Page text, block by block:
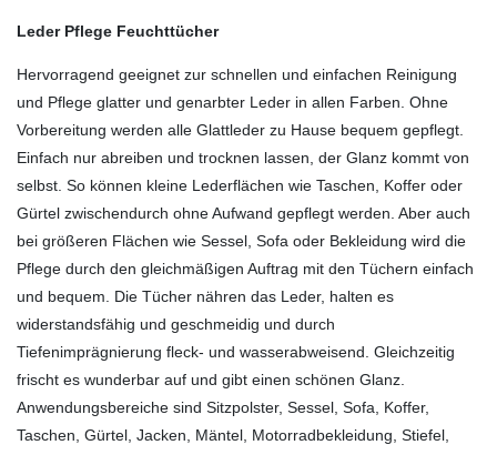
Leder Pflege Feuchttücher
Hervorragend geeignet zur schnellen und einfachen Reinigung
und Pflege glatter und genarbter Leder in allen Farben. Ohne
Vorbereitung werden alle Glattleder zu Hause bequem gepflegt.
Einfach nur abreiben und trocknen lassen, der Glanz kommt von
selbst. So können kleine Lederflächen wie Taschen, Koffer oder
Gürtel zwischendurch ohne Aufwand gepflegt werden. Aber auch
bei größeren Flächen wie Sessel, Sofa oder Bekleidung wird die
Pflege durch den gleichmäßigen Auftrag mit den Tüchern einfach
und bequem. Die Tücher nähren das Leder, halten es
widerstandsfähig und geschmeidig und durch
Tiefenimprägnierung fleck- und wasserabweisend. Gleichzeitig
frischt es wunderbar auf und gibt einen schönen Glanz.
Anwendungsbereiche sind Sitzpolster, Sessel, Sofa, Koffer,
Taschen, Gürtel, Jacken, Mäntel, Motorradbekleidung, Stiefel,